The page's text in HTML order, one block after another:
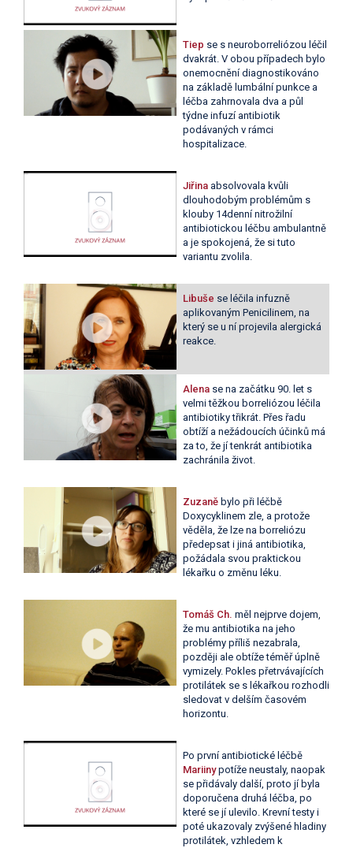
Tiep se s neuroborreliózou léčil
dvakrát. V obou případech bylo
onemocnění diagnostikováno
na základě lumbální punkce a
léčba zahrnovala dva a půl
týdne infuzí antibiotik
podávaných v rámci
hospitalizace.
Jiřina absolvovala kvůli
dlouhodobým problémům s
klouby 14denní nitrožilní
antibiotickou léčbu ambulantně
a je spokojená, že si tuto
variantu zvolila.
Libuše se léčila infuzně
aplikovaným Penicilinem, na
který se u ní projevila alergická
reakce.
Alena se na začátku 90. let s
velmi těžkou borreliózou léčila
antibiotiky třikrát. Přes řadu
obtíží a nežádoucích účinků má
za to, že jí tenkrát antibiotika
zachránila život.
Zuzaně bylo při léčbě
Doxycyklinem zle, a protože
věděla, že lze na borreliózu
předepsat i jiná antibiotika,
požádala svou praktickou
lékařku o změnu léku.
Tomáš Ch. měl nejprve dojem,
že mu antibiotika na jeho
problémy příliš nezabrala,
později ale obtíže téměř úplně
vymizely. Pokles přetrvávajících
protilátek se s lékařkou rozhodli
sledovat v delším časovém
horizontu.
Po první antibiotické léčbě
Mariinypotíže neustaly, naopak
se přidávaly další, proto jí byla
doporučena druhá léčba, po
které se jí ulevilo. Krevní testy i
poté ukazovaly zvýšené hladiny
protilátek, vzhledem k